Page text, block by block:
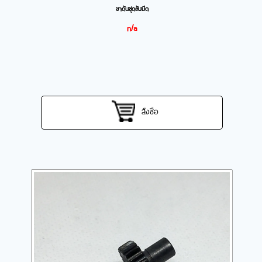
ขาดันชุดลับมีด
n/a
สั่งซื้อ